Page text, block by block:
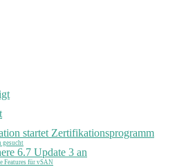
startet Zertifikationsprogramm
gesucht
6.7 Update 3 an
Features für vSAN